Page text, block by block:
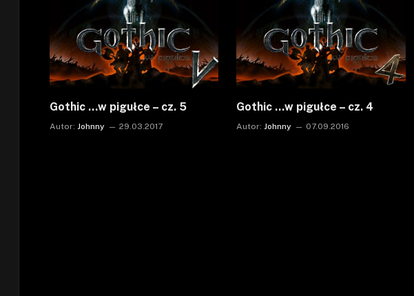
Gothic …w pigułce – cz. 5
Autor: Johnny 29.03.2017
Gothic …w pigułce – cz. 4
Autor: Johnny 07.09.2016